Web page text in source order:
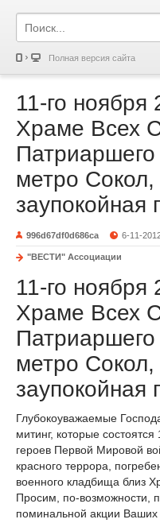
Полная версия сайта
11-го ноября
Храме Всех
метро Сокол,
заупокойная
996d67df0d686ca 6-11-
"ВЕСТИ" Ассоциации
11-го ноября
Храме Всех
метро Сокол,
заупокойная
Глубокоуважаемые
митинг, которые
героев Первой Мировой
красного террора,
военного кладбища близ
Просим, по-возможности,
поминальной акции